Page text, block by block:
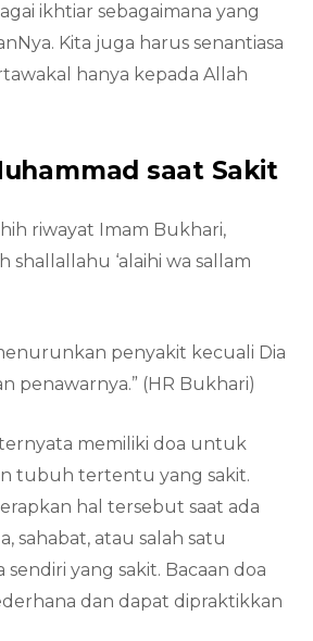
ikhtiar sebagaimana yang
Kita juga harus senantiasa
hanya kepada Allah
saat Sakit
riwayat Imam Bukhari,
shallallahu ‘alaihi wa sallam
penyakit kecuali Dia
penawarnya.” (HR Bukhari)
memiliki doa untuk
tubuh tertentu yang sakit.
hal tersebut saat ada
sahabat, atau salah satu
yang sakit. Bacaan doa
dan dapat dipraktikkan